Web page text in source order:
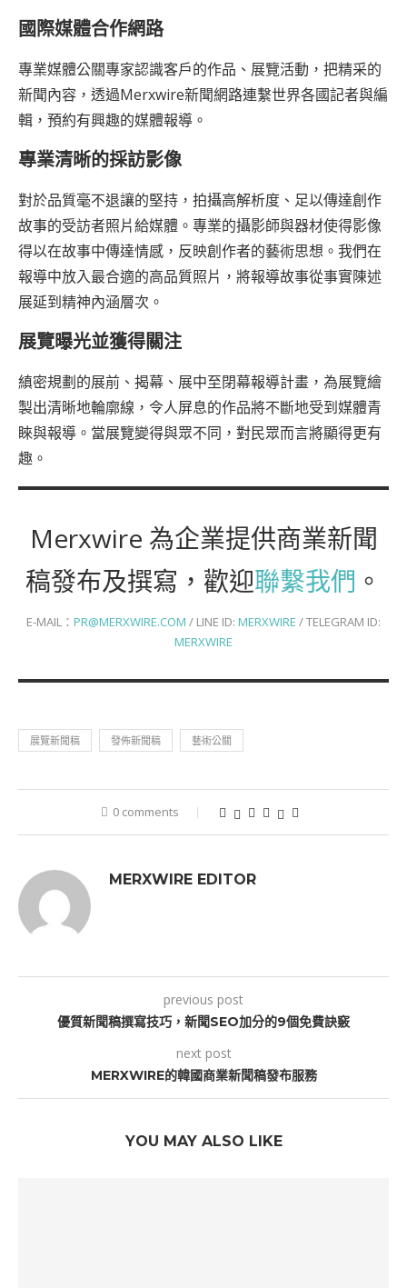
國際媒體合作網路
專業媒體公關專家認識客戶的作品、展覽活動，把精采的
新聞內容，透過Merxwire新聞網路連繫世界各國記者與編
輯，預約有興趣的媒體報導。
專業清晰的採訪影像
對於品質毫不退讓的堅持，拍攝高解析度、足以傳達創作
故事的受訪者照片給媒體。專業的攝影師與器材使得影像
得以在故事中傳達情感，反映創作者的藝術思想。我們在
報導中放入最合適的高品質照片，將報導故事從事實陳述
展延到精神內涵層次。
展覽曝光並獲得關注
縝密規劃的展前、揭幕、展中至閉幕報導計畫，為展覽繪
製出清晰地輪廓線，令人屏息的作品將不斷地受到媒體青
睞與報導。當展覽變得與眾不同，對民眾而言將顯得更有
趣。
Merxwire 為企業提供商業新聞
稿發布及撰寫，歡迎聯繫我們 。
E-MAIL： PR@MERXWIRE.COM / LINE ID: MERXWIRE / TELEGRAM ID:
MERXWIRE
展覽新聞稿 發佈新聞稿 藝術公關
0 comments
MERXWIRE EDITOR
previous post
優質新聞稿撰寫技巧，新聞SEO加分的9個免費訣竅
next post
MERXWIRE的韓國商業新聞稿發布服務
YOU MAY ALSO LIKE